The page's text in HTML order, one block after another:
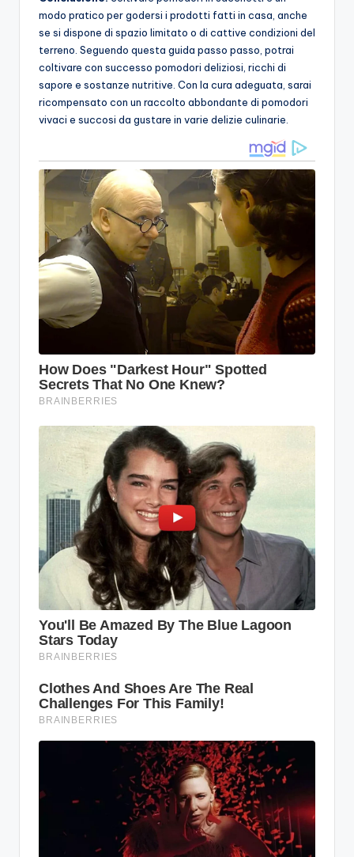
modo pratico per godersi i prodotti fatti in casa, anche
se si dispone di spazio limitato o di cattive condizioni del
terreno. Seguendo questa guida passo passo, potrai
coltivare con successo pomodori deliziosi, ricchi di
sapore e sostanze nutritive. Con la cura adeguata, sarai
ricompensato con un raccolto abbondante di pomodori
vivaci e succosi da gustare in varie delizie culinarie.